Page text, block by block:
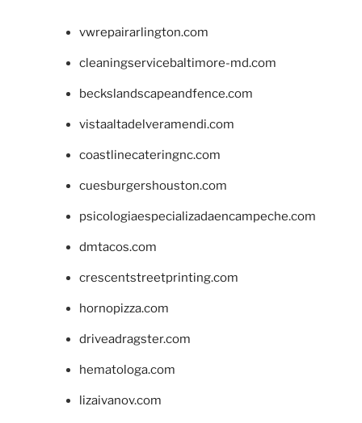
vwrepairarlington.com
cleaningservicebaltimore-md.com
beckslandscapeandfence.com
vistaaltadelveramendi.com
coastlinecateringnc.com
cuesburgershouston.com
psicologiaespecializadaencampeche.com
dmtacos.com
crescentstreetprinting.com
hornopizza.com
driveadragster.com
hematologa.com
lizaivanov.com